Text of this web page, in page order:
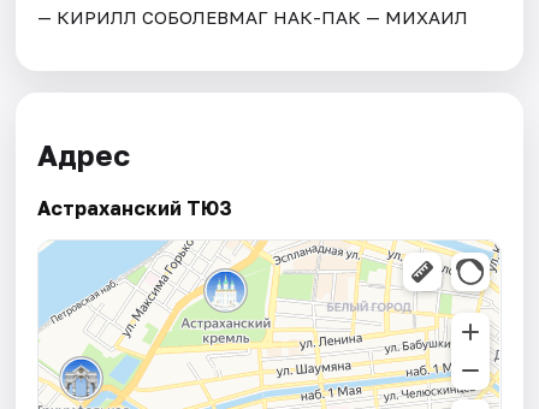
— КИРИЛЛ СОБОЛЕВМАГ НАК-ПАК — МИХАИЛ
Адрес
Астраханский ТЮЗ